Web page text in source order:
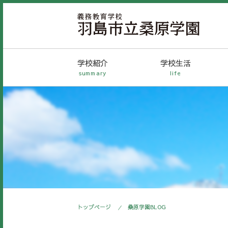
学校紹介
summary
学校生活
life
トップページ 桑原学園BLOG